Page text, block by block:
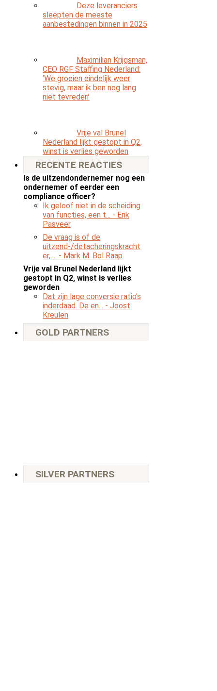
Deze leveranciers
sleepten de meeste
aanbestedingen binnen in 2025
Maximilian Krijgsman,
CEO RGF Staffing Nederland:
‘We groeien eindelijk weer
stevig, maar ik ben nog lang
niet tevreden’
Vrije val Brunel
Nederland lijkt gestopt in Q2,
winst is verlies geworden
RECENTE REACTIES
Is de uitzendondernemer nog een
ondernemer of eerder een
compliance officer?
Ik geloof niet in de scheiding
van functies, een t... - Erik
Pasveer
De vraag is of de
uitzend-/detacheringskracht
er, ... - Mark M. Bol Raap
Vrije val Brunel Nederland lijkt
gestopt in Q2, winst is verlies
geworden
Dat zijn lage conversie ratio’s
inderdaad. De en... - Joost
Kreulen
GOLD PARTNERS
SILVER PARTNERS